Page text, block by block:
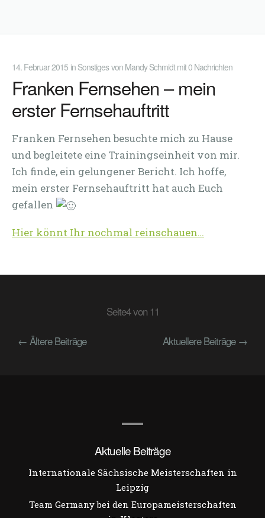
14. Februar 2015 in Sonstiges von Mandy Schmidt mit0 Nachrichten
Franken Fernsehen – mein
erster Fernsehauftritt
Franken Fernsehen besuchte mich zu Hause
und begleitete eine Trainingseinheit von mir.
Ich finde, ein gelungener Bericht. Ich hoffe,
mein erster Fernsehauftritt hat auch Euch
gefallen
Hier könnt Ihr nochmal reinschauen…
Seite4 von 11
← Ältere Beiträge
Aktuellere Beiträge →
Aktuelle Beiträge
Internationale Sächsische Meisterschaften in
Leipzig
Team Germany bei den Europameisterschaften